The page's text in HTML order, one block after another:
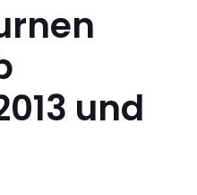
und